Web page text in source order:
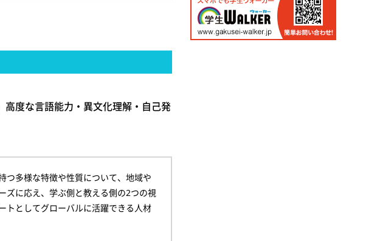
度な言語能力・異文化理解・自己発
つ多様な特徴や性質について、地域や
ズに応え、学ぶ側と教える側の2つの視
トとしてグローバルに活躍できる人材